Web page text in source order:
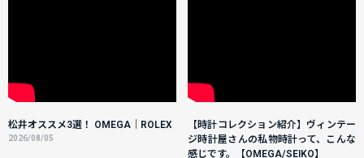
松井オススメ3選！ OMEGA｜ROLEX
2026/08/05
【時計コレクション紹介】ヴィンテー
ジ時計屋さんの私物時計って、こんな
感じです。【OMEGA/SEIKO】